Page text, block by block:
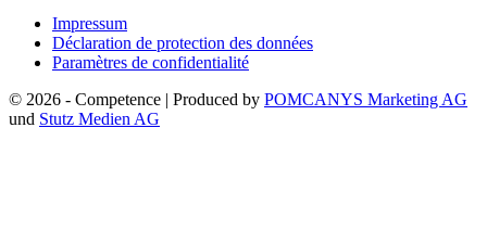
Impressum
Déclaration de protection des données
Paramètres de confidentialité
© 2026 - Competence | Produced by POMCANYS Marketing AG
und Stutz Medien AG